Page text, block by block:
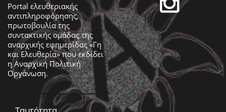
Portal ελευθεριακής
αντιπληροφόρησης,
πρωτοβουλία της
συντακτικής ομάδας της
αναρχικής εφημερίδας «Γη
και Ελευθερία» που εκδίδει
ηΑναρχική Πολιτική
Οργάνωση.